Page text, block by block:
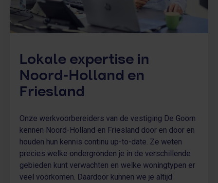
Lokale expertise in
Noord-Holland en
Friesland
Onze werkvoorbereiders van de vestiging De Goorn
kennen Noord-Holland en Friesland door en door en
houden hun kennis continu up-to-date. Ze weten
precies welke ondergronden je in de verschillende
gebieden kunt verwachten en welke woningtypen er
veel voorkomen. Daardoor kunnen we je altijd